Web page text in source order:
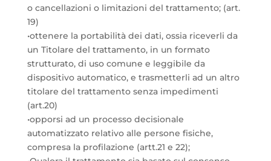
o cancellazioni o limitazioni del trattamento; (art.
19)
•ottenere la portabilità dei dati, ossia riceverli da
un Titolare del trattamento, in un formato
strutturato, di uso comune e leggibile da
dispositivo automatico, e trasmetterli ad un altro
titolare del trattamento senza impedimenti
(art.20)
•opporsi ad un processo decisionale
automatizzato relativo alle persone fisiche,
compresa la profilazione (artt.21 e 22);